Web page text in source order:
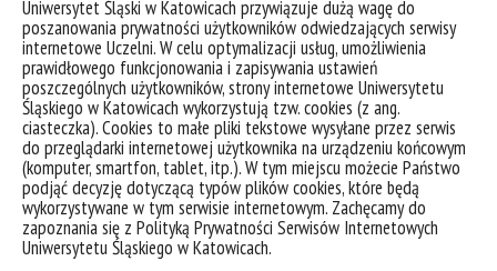
Uniwersytet Śląski w Katowicach przywiązuje dużą wagę do
poszanowania prywatności użytkowników odwiedzających serwisy
internetowe Uczelni. W celu optymalizacji usług, umożliwienia
prawidłowego funkcjonowania i zapisywania ustawień
poszczególnych użytkowników, strony internetowe Uniwersytetu
Śląskiego w Katowicach wykorzystują tzw. cookies (z ang.
ciasteczka). Cookies to małe pliki tekstowe wysyłane przez serwis
do przeglądarki internetowej użytkownika na urządzeniu końcowym
(komputer, smartfon, tablet, itp.). W tym miejscu możecie Państwo
podjąć decyzję dotyczącą typów plików cookies, które będą
wykorzystywane w tym serwisie internetowym. Zachęcamy do
zapoznania się z Polityką Prywatności Serwisów Internetowych
Uniwersytetu Śląskiego w Katowicach.
Dzień bez komputera | dr inż. Przemysław Kudłacik
3 maja DZIEŃ BEZ KOMPUTERA Dnia 3 maja
obchodzony jest Dzień bez komputera. To w ogóle
możliwe? Znawca komputerów i tego, co w nich
siedzi, dr inż. Przemysław Kudłacik, pochyla się nad
tematem. „Kartka z kalendarza” to cykl artykułów,
które powstawały z okazji różnych nietypowych
świąt. Autorami prezentowanych materiałów są